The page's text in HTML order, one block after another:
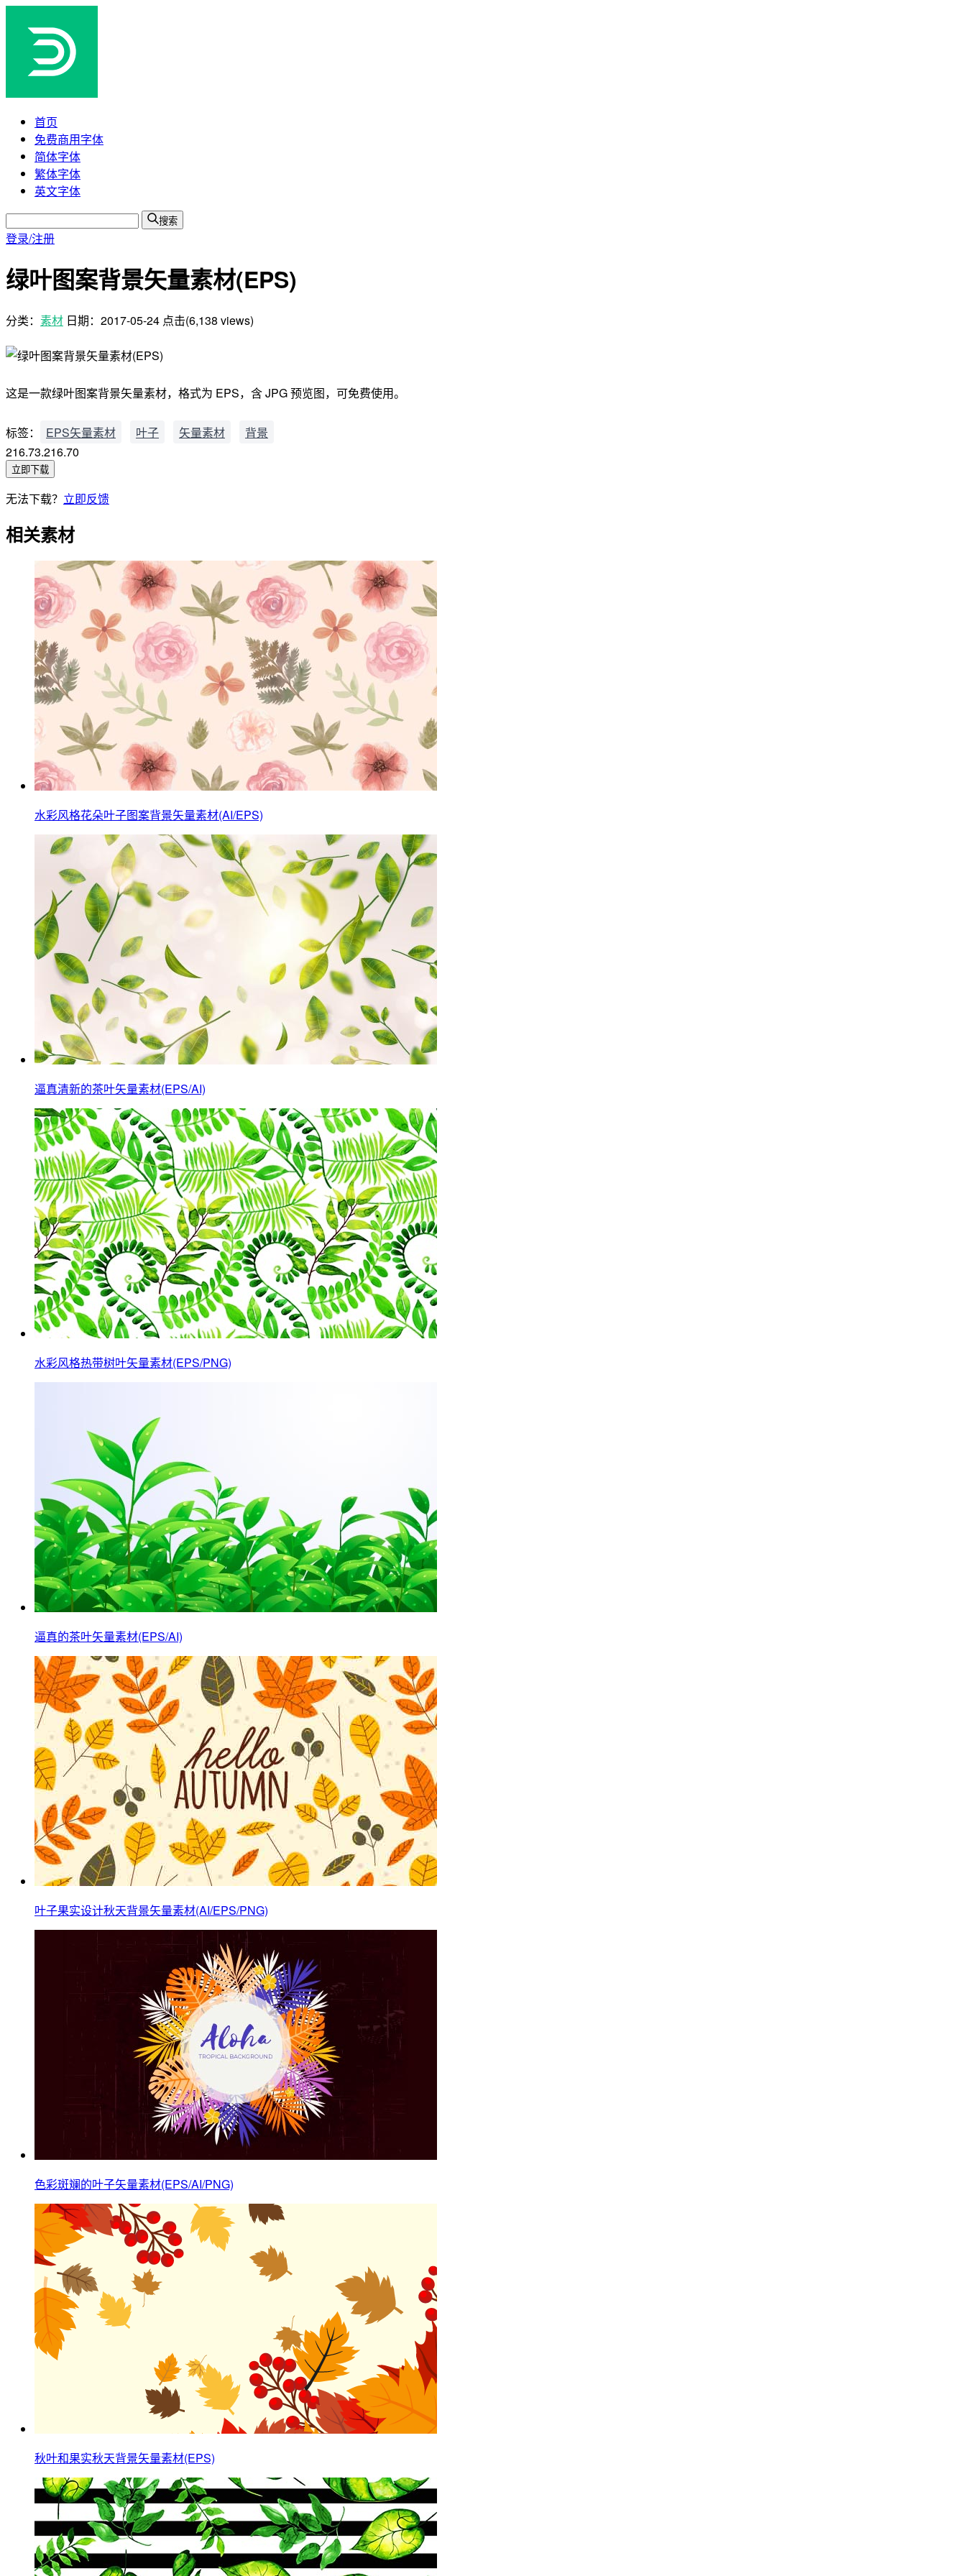
首页
免费商用字体
简体字体
繁体字体
英文字体
搜索
登录/注册
绿叶图案背景矢量素材(EPS)
分类： 素材 日期： 2017-05-24 点击(6,138 views)
这是一款绿叶图案背景矢量素材，格式为 EPS，含 JPG 预览图，可免费使用。
标签： EPS矢量素材 叶子 矢量素材
背景
216.73.216.70
立即下载
无法下载？ 立即反馈
相关素材
水彩风格花朵叶子图案背景矢量素材(AI/EPS)
逼真清新的茶叶矢量素材(EPS/AI)
水彩风格热带树叶矢量素材(EPS/PNG)
逼真的茶叶矢量素材(EPS/AI)
叶子果实设计秋天背景矢量素材(AI/EPS/PNG)
色彩斑斓的叶子矢量素材(EPS/AI/PNG)
秋叶和果实秋天背景矢量素材(EPS)